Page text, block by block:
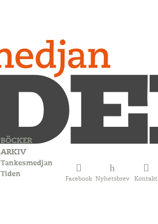
Facebook Nyhetsbrev Kontakt
BÖCKER
ARKIV
Tankesmedjan
Tiden